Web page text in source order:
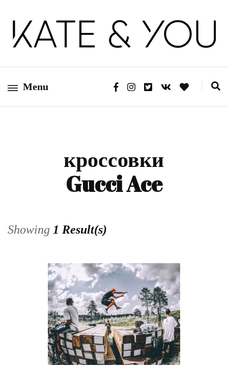
Kate&You
Menu
кроссовки
Gucci Ace
Showing 1 Result(s)